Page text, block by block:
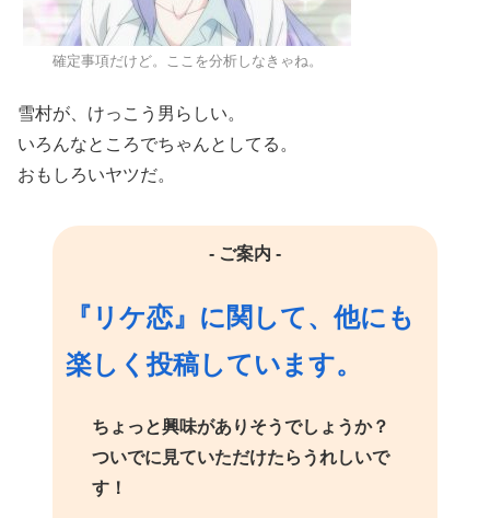
確定事項だけど。ここを分析しなきゃね。
雪村が、けっこう男らしい。
いろんなところでちゃんとしてる。
おもしろいヤツだ。
- ご案内 -
『リケ恋』に関して、他にも
楽しく投稿しています。
ちょっと興味がありそうでしょうか？
ついでに見ていただけたらうれしいで
す！